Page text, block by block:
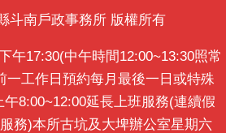
斗南戶政事務所 版權所有
午17:30(中午時間12:00~13:30照常
一工作日預約每月最後一日或特殊
8:00~12:00延長上班服務(連續假
務)本所古坑及大埤辦公室星期六